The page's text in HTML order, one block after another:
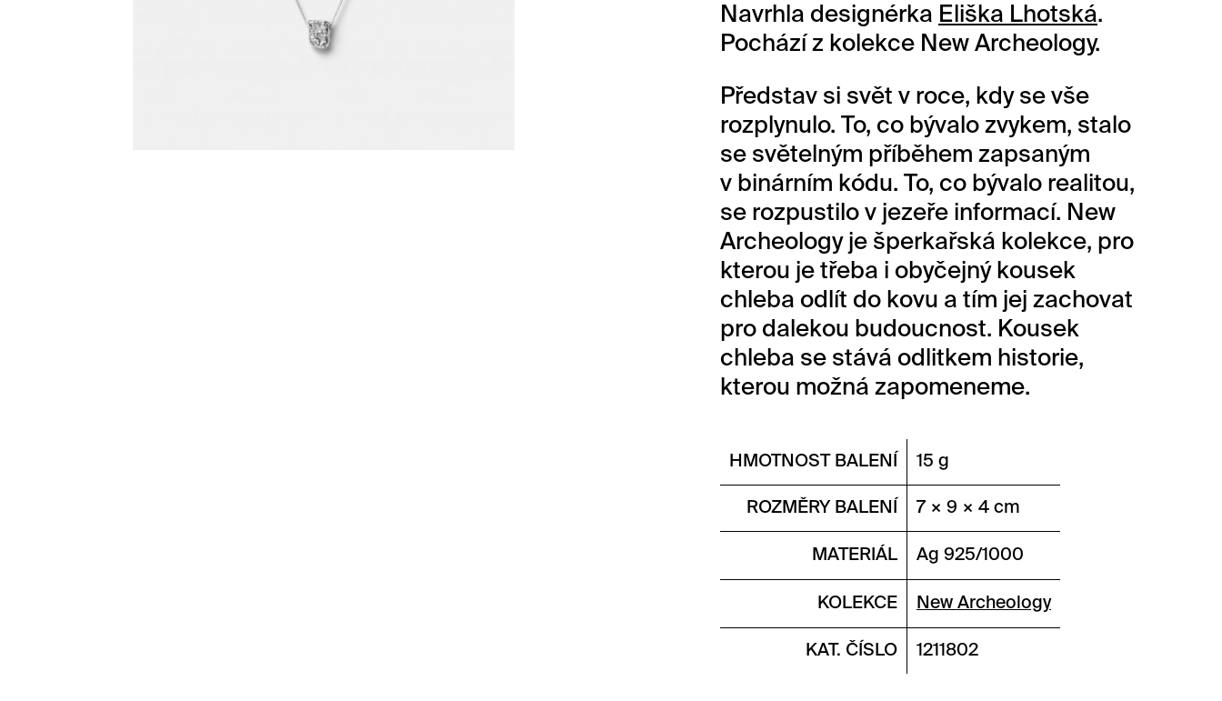
Navrhla designérka Eliška Lhotská.
Pochází z kolekce New Archeology.
Představ si svět v roce, kdy se vše
rozplynulo. To, co bývalo zvykem, stalo
se světelným příběhem zapsaným
v binárním kódu. To, co bývalo realitou,
se rozpustilo v jezeře informací. New
Archeology je šperkařská kolekce, pro
kterou je třeba i obyčejný kousek
chleba odlít do kovu a tím jej zachovat
pro dalekou budoucnost. Kousek
chleba se stává odlitkem historie,
kterou možná zapomeneme.
HMOTNOST BALENÍ 15 g
ROZMĚRY BALENÍ 7 × 9 × 4 cm
MATERIÁL Ag 925/1000
KOLEKCE New Archeology
KAT. ČÍSLO 1211802